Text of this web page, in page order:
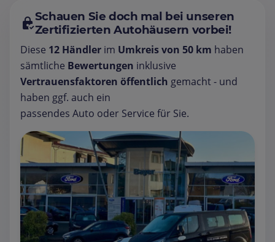
Schauen Sie doch mal bei unseren
Zertifizierten Autohäusern vorbei!
Diese 12 Händler im Umkreis von 50 km haben
sämtliche Bewertungen inklusive
Vertrauensfaktoren öffentlich gemacht - und
haben ggf. auch ein
passendes Auto oder Service für Sie.